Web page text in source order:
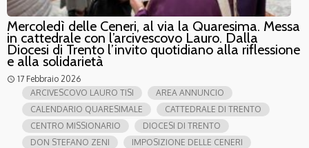
Mercoledì delle Ceneri, al via la Quaresima. Messa
in cattedrale con l’arcivescovo Lauro. Dalla
Diocesi di Trento l’invito quotidiano alla riflessione
e alla solidarietà
access_time 17 Febbraio 2026
ARCIVESCOVO LAURO TISI
AREA ANNUNCIO
CALENDARIO QUARESIMALE
CATTEDRALE DI TRENTO
CENTRO MISSIONARIO
DIOCESI DI TRENTO
DON STEFANO ZENI
IMPOSIZIONE DELLE CENERI